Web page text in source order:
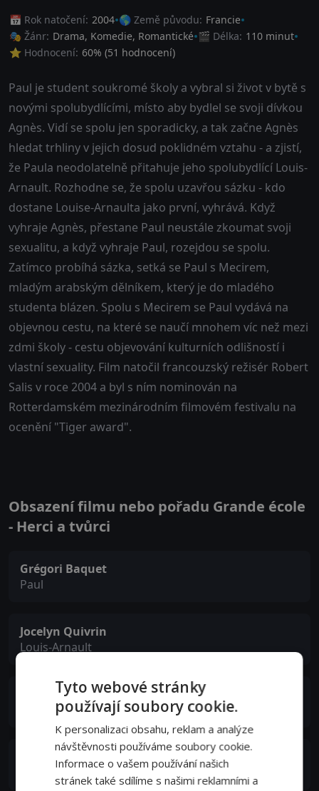
📅 Rok natočení: 2004 🌎 Země původu: Francie
🎭 Žánr: Drama, Komedie, Romantické 🎬 Délka: 110 minut
⭐ Hodnocení: 60% (51 hodnocení)
Paul je student soukromé školy a vybral si život v bytě s
novými spolubydlícími, místo aby bydlel se svoji dívkou
Agnès. Vidí se spolu jen sporadicky, a tak začne Agnès
hledat trhliny v jejich dosud poklidném vztahu - a zjistí,
že Paula neodolatelně přitahuje jeho spolubydlící Louis-
Arnault. Rozhodne se, že spolu uzavřou sázku - kdo
dostane Louise-Arnaulta jako první, vyhrává. Když
vyhraje Agnès, přestane Paul neustále zkoumat svoji
sexualitu, a když vyhraje Paul, rozejdou se spolu.
Zatímco probíhá sázka, setká se Paul s Mecirem,
mladým arabským dělníkem, který je do mladého
studenta blázen. Spolu s Mecirem se Paul vydává na
objevnou cestu, na které se naučí mnohem víc než mezi
zdmi školy - cestu objevování kulturních odlišností i
vlastní sexuality. Film natočil francouzský režisér Robert
Salis v roce 2004 a byl s ním nominován na
Rotterdamském mezinárodním filmovém festivalu na
ocenění "Tiger award".
Obsazení filmu nebo pořadu Grande école
- Herci a tvůrci
Grégori Baquet
Paul
Jocelyn Quivrin
Louis-Arnault
Alice Taglioni
Arthur Jugnot
Choquet
Tyto webové stránky
používají soubory cookie.
K personalizaci obsahu, reklam a analýze
návštěvnosti používáme soubory cookie.
Informace o vašem používání našich
stránek také sdílíme s našimi reklamními a